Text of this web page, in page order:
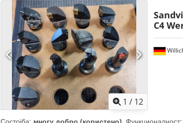
1 / 12
C4
Состојба: многу добро (користено), Функционалност: